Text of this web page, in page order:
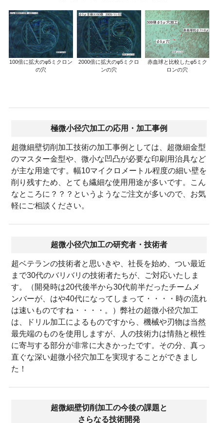
100倍に拡大のφ5ミクロン
の穴
2000倍に拡大のφ5ミクロ
ンの穴
赤血球と比較したφ5ミク
ロンの穴
極微小径穴加工の応用・加工事例
超微細壁切削加工技術の加工事例としては、超微細金型
のマスター金型や、微小な凹凸が必要な印刷用治具など
が主な用途です。幅10マイクロメートル程度の細い壁を
削り残すため、とても繊細な使用用途が多いです。こん
なところに？？？というようなご注文が多いので、お気
軽にご相談ください。
超微小径穴加工の研究者・技術者
超ベテランの技術者と思いきや、社長を始め、つい最近
まで30代のバリバリの技術者たちが、ご対応いたしま
す。（開発時は20代後半から30代前半だったチームメ
ンバーが、はや40代になってしまって・・・・時の流れ
は速いものですね・・・・。）弊社の超微小径穴加工
は、ドリル加工によるものですから、機械や刃物は当然
最先端のものを使用しますが、人の技術力は情熱と根性
に寄与する部分が非常に大きかったです。その分、真っ
直ぐな深い超微小径穴加工を実現することができまし
た！
超微細壁切削加工の今後の課題と
さらなる技術開発